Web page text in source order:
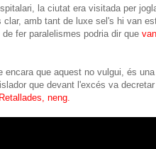
la ciutat era visitada per
amb tant de luxe sel's hi van
fer paralelismes podria dir que
que aquest no vulgui, és
que devant l'excés va
Retallades, neng.